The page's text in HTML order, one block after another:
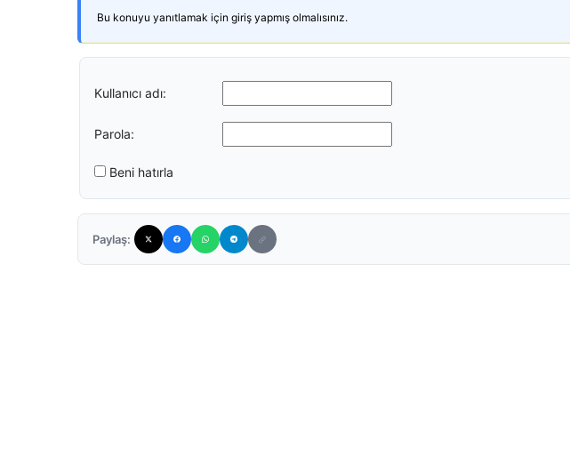
Bu konuyu yanıtlamak için giriş yapmış olmalısınız.
Kullanıcı adı:
Parola:
Beni hatırla
Paylaş: